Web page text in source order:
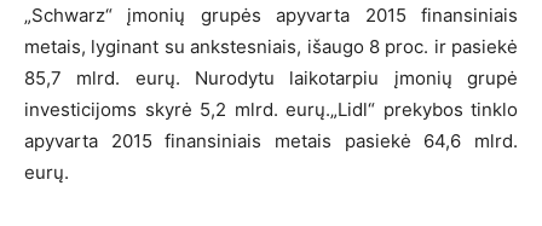
„Schwarz“ įmonių grupės apyvarta 2015 finansiniais
metais, lyginant su ankstesniais, išaugo 8 proc. ir pasiekė
85,7 mlrd. eurų. Nurodytu laikotarpiu įmonių grupė
investicijoms skyrė 5,2 mlrd. eurų.„Lidl“ prekybos tinklo
apyvarta 2015 finansiniais metais pasiekė 64,6 mlrd.
eurų.